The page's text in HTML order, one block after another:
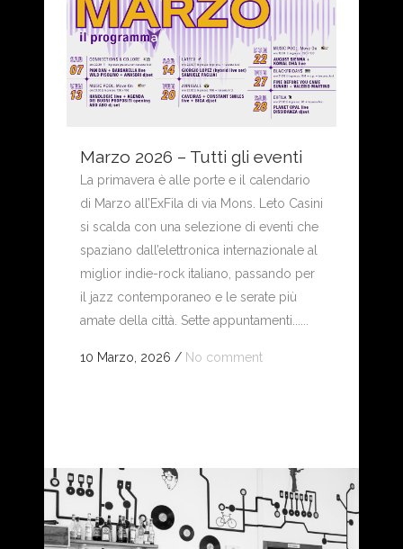
Marzo 2026 – Tutti gli eventi
La primavera è alle porte e il calendario
di Marzo all’ExFila di via Mons. Leto Casini
si scalda con una selezione di eventi che
spaziano dall’elettronica internazionale al
miglior indie-rock italiano, passando per
il jazz contemporaneo e le serate più
amate della città. Sette appuntamenti......
10 Marzo, 2026 / No comment